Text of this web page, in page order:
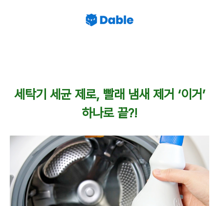
세탁기 세균 제로, 빨래 냄새 제거 ‘이거’
하나로 끝?!